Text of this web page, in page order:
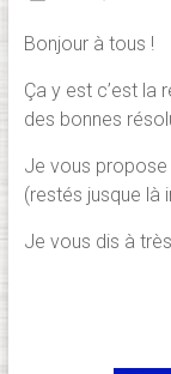
Bonjour à tous !
Ça y est c’est la
des bonnes
Je vous
(restés jusque là
Je vous dis à